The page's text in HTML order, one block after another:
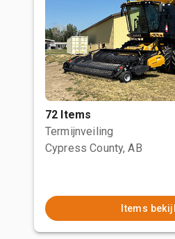
72 Items
Termijnveiling
Cypress County, AB
Items